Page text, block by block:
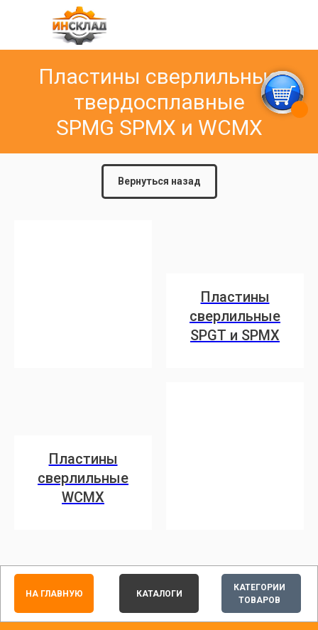
Пластины сверлильные
твердосплавные
SPMG SPMX и WCMX
Вернуться назад
Пластины
сверлильные
SPGT и SPMX
Пластины
сверлильные
WCMX
КАТЕГОРИИ
ТОВАРОВ
НА ГЛАВНУЮ КАТАЛОГИ